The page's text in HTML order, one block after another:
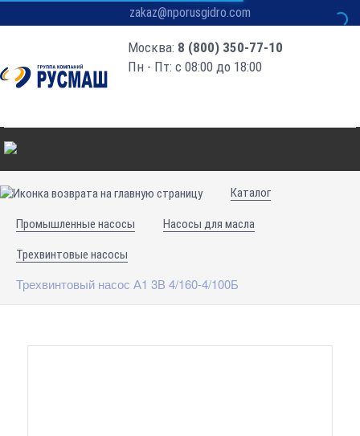
zakaz@nporusgidro.com
Москва: 8 (800) 350-77-10
Пн - Пт: с 08:00 до 18:00
Каталог
Промышленные насосы Насосы для масла
Трехвинтовые насосы
Трехвинтовый насос А1 3В 4/160-4/100Б